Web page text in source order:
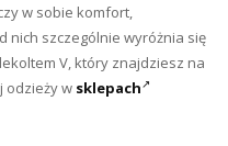
w sobie komfort,
nich szczególnie wyróżnia się
V, który znajdziesz na
odzieży w sklepach